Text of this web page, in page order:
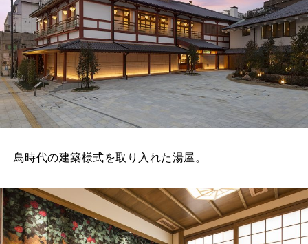
鳥時代の建築様式を取り入れた湯屋。